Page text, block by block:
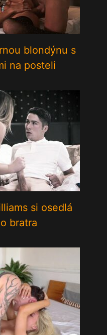
blondýnu s
na posteli
si osedlá
bratra